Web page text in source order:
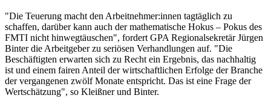
"Die Teuerung macht den Arbeitnehmer:innen tagtäglich zu
schaffen, darüber kann auch der mathematische Hokus – Pokus des
FMTI nicht hinwegtäuschen", fordert GPA Regionalsekretär Jürgen
Binter die Arbeitgeber zu seriösen Verhandlungen auf. "Die
Beschäftigten erwarten sich zu Recht ein Ergebnis, das nachhaltig
ist und einem fairen Anteil der wirtschaftlichen Erfolge der Branche
der vergangenen zwölf Monate entspricht. Das ist eine Frage der
Wertschätzung", so Kleißner und Binter.